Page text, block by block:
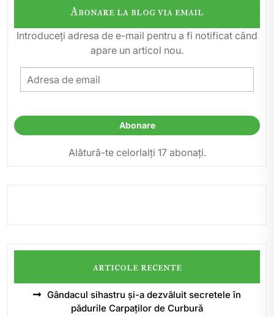
Abonare la blog via email
Introduceți adresa de e-mail pentru a fi notificat când
apare un articol nou.
Adresa
de
Abonare
Alătură-te celorlalți 17 abonați.
articole recente
Gândacul sihastru și-a dezvăluit secretele în
pădurile Carpaților de Curbură